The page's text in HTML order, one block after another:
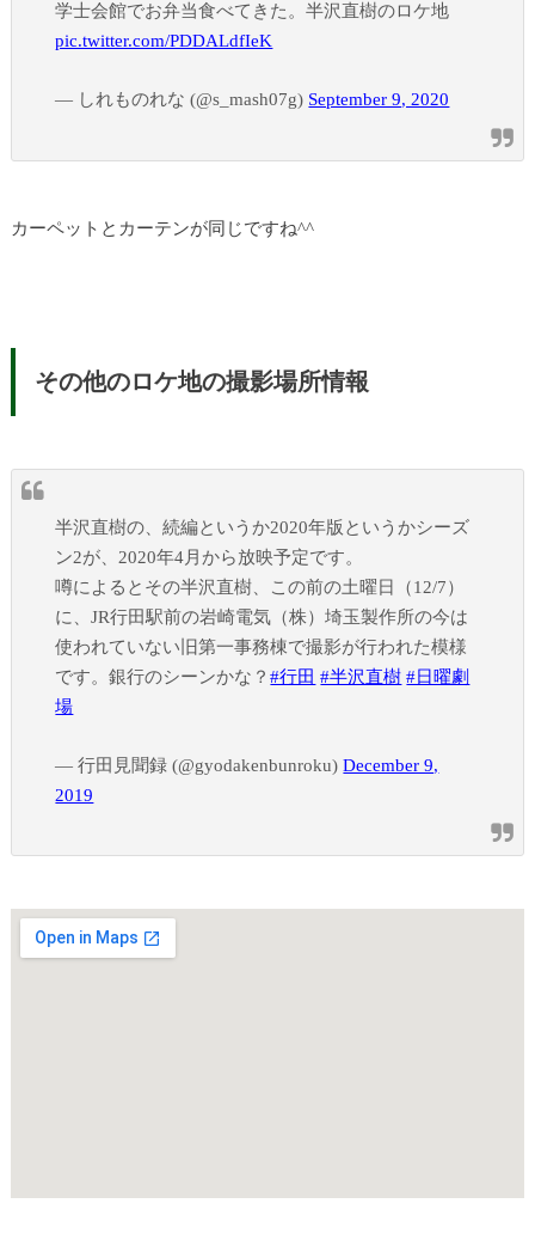
学士会館でお弁当食べてきた。半沢直樹のロケ地
pic.twitter.com/PDDALdfIeK
— しれものれな (@s_mash07g) September 9, 2020
カーペットとカーテンが同じですね^^
その他のロケ地の撮影場所情報
半沢直樹の、続編というか2020年版というかシーズ
ン2が、2020年4月から放映予定です。
噂によるとその半沢直樹、この前の土曜日（12/7）
に、JR行田駅前の岩崎電気（株）埼玉製作所の今は
使われていない旧第一事務棟で撮影が行われた模様
です。銀行のシーンかな？#行田 #半沢直樹 #日曜劇
場
— 行田見聞録 (@gyodakenbunroku)December 9,
2019